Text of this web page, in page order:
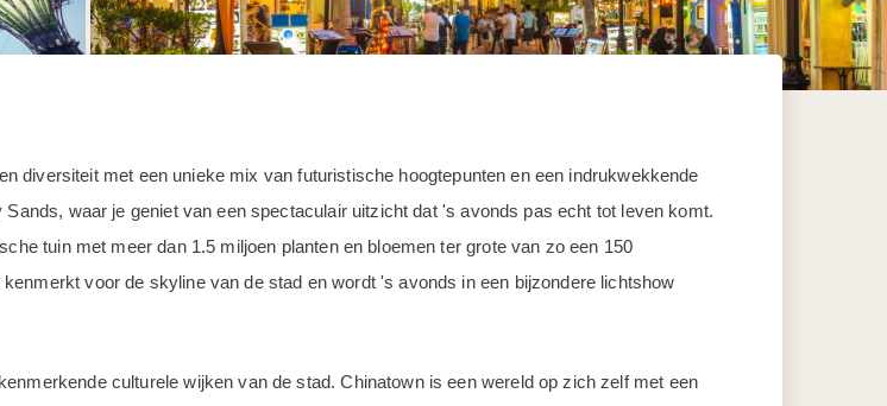
diversiteit met een unieke mix van futuristische hoogtepunten en een indrukwekkende
waar je geniet van een spectaculair uitzicht dat 's avonds pas echt tot leven komt.
tuin met meer dan 1.5 miljoen planten en bloemen ter grote van zo een 150
voor de skyline van de stad en wordt 's avonds in een bijzondere lichtshow
culturele wijken van de stad. Chinatown is een wereld op zich zelf met een